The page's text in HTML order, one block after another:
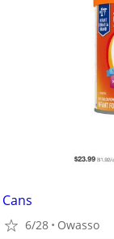
Cans
6/28 Owasso